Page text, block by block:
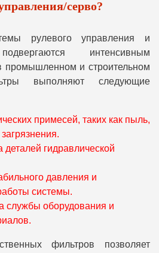
серво?
рулевого управления и
интенсивным
промышленном и строительном
выполняют следующие
примесей, таких как пыль,
гидравлической
давления и
системы.
службы оборудования и
фильтров позволяет